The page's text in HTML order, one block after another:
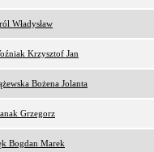
Władysław
Krzysztof Jan
Bożena Jolanta
Grzegorz
Bogdan Marek